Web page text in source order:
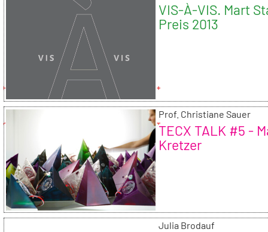
VIS-À-VIS. Mart
Preis 2013
Prof. Christiane Sauer
TECX TALK #5 -
Kretzer
Julia Brodauf